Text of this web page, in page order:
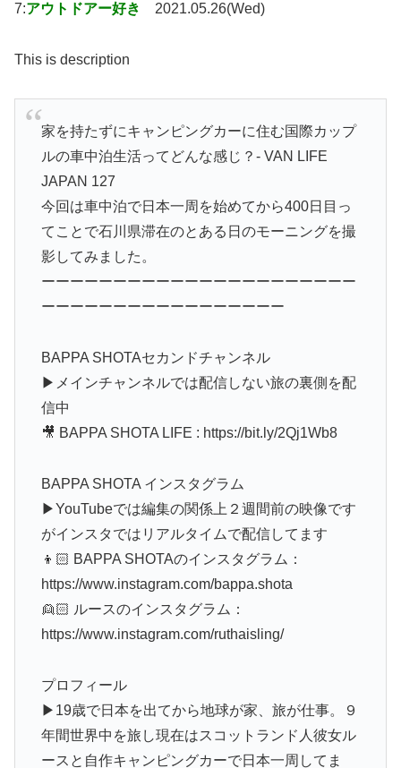
7:アウトドアー好き 2021.05.26(Wed)
This is description
家を持たずにキャンピングカーに住む国際カップ
ルの車中泊生活ってどんな感じ？- VAN LIFE
JAPAN 127
今回は車中泊で日本一周を始めてから400日目っ
てことで石川県滞在のとある日のモーニングを撮
影してみました。
ーーーーーーーーーーーーーーーーーーーーーー
ーーーーーーーーーーーーーーーーー
BAPPA SHOTAセカンドチャンネル
▶メインチャンネルでは配信しない旅の裏側を配
信中
🎥 BAPPA SHOTA LIFE : https://bit.ly/2Qj1Wb8
BAPPA SHOTA インスタグラム
▶YouTubeでは編集の関係上２週間前の映像です
がインスタではリアルタイムで配信してます
👦🏻 BAPPA SHOTAのインスタグラム：
https://www.instagram.com/bappa.shota
👱🏻 ルースのインスタグラム：
https://www.instagram.com/ruthaisling/
プロフィール
▶19歳で日本を出てから地球が家、旅が仕事。９
年間世界中を旅し現在はスコットランド人彼女ル
ースと自作キャンピングカーで日本一周してま